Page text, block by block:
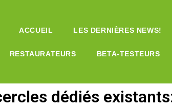
ACCUEIL LES DERNIÈRES NEWS!
RESTAURATEURS BETA-TESTEURS
dédiés